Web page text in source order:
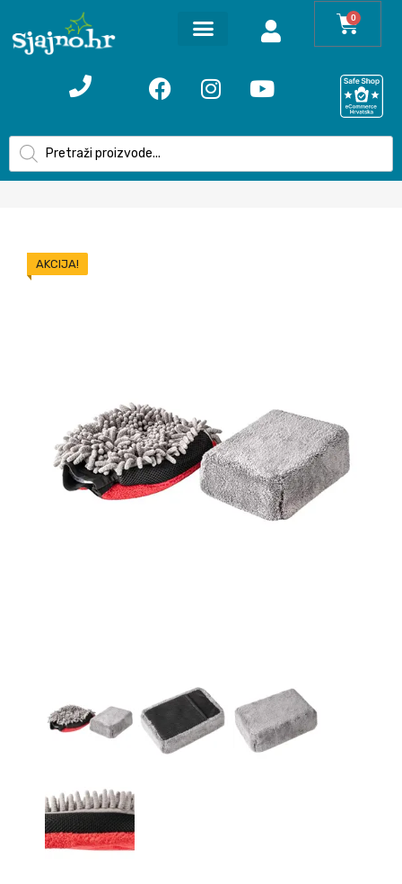
0
AKCIJA!